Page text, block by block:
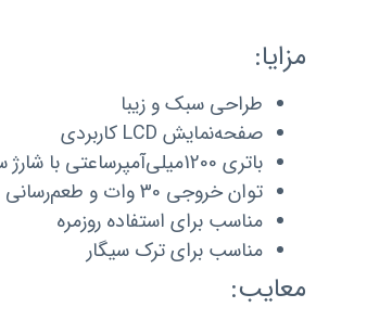
مزایا:
طراحی سبک و زیبا
صفحه‌نمایش LCD کاربردی
باتری 1200میلی‌آمپرساعتی با شارژ سریع
توان خروجی 30 وات و طعم‌رسانی عالی
مناسب برای استفاده روزمره
مناسب برای ترک سیگار
معایب: